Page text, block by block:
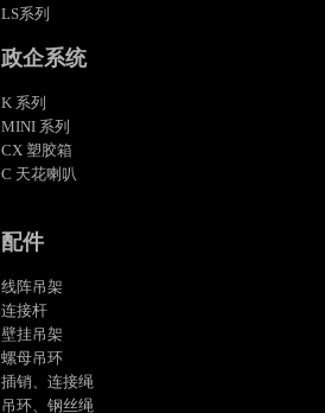
LS系列
政企系统
K 系列
MINI 系列
CX 塑胶箱
C 天花喇叭
配件
线阵吊架
连接杆
壁挂吊架
螺母吊环
插销、连接绳
吊环、钢丝绳